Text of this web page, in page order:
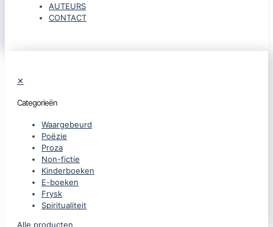
AUTEURS
CONTACT
✕
Categorieën
Waargebeurd
Poëzie
Proza
Non-fictie
Kinderboeken
E-boeken
Frysk
Spiritualiteit
Alle producten